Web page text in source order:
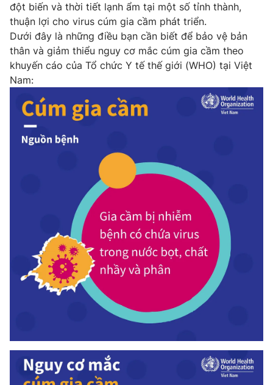
Học trực tuyến
Hitech Công nghệ tương lai
Sản phẩm
Thị trường
Tư vấn
Giao lưu trực tuyến
Lịch phát sóng
Chuyên mục khác
Emagazine
Infographic
Shorts video
VTV Money VTV Thể thao
VTV Sức khoẻ Bất động sản
Tấm lòng Việt
VTV4 Vươn mình bằng AI
đột biến và thời tiết lạnh ẩm tại một số tỉnh thành,
thuận lợi cho virus cúm gia cầm phát triển.
Dưới đây là những điều bạn cần biết để bảo vệ bản
thân và giảm thiểu nguy cơ mắc cúm gia cầm theo
khuyến cáo của Tổ chức Y tế thế giới (WHO) tại Việt
Nam: